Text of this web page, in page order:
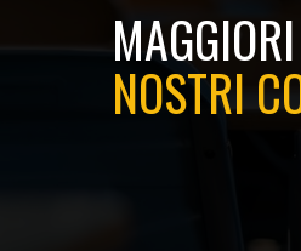
NOSTRI